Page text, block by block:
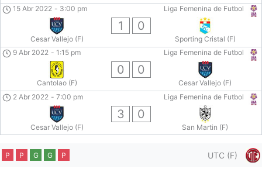
Liga Femenina de Futbol
15 Abr 2022 - 3:00 pm
Cesar Vallejo (F)
1 0
Sporting Cristal (F)
Liga Femenina de Futbol
9 Abr 2022 - 1:15 pm
Cantolao (F)
0 0
Cesar Vallejo (F)
Liga Femenina de Futbol
2 Abr 2022 - 7:00 pm
Cesar Vallejo (F)
3 0
San Martin (F)
UTC (F)
P P G G P